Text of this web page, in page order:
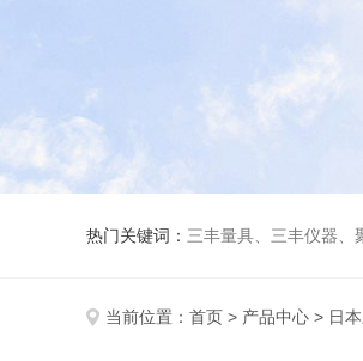
热门关键词： 三丰量具、三丰仪器、
当前位置： 首页 > 产品中心 > 日